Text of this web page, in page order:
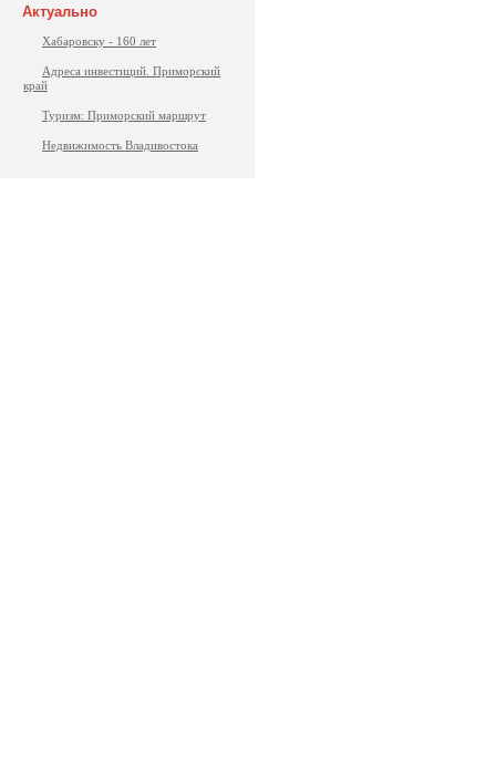
Актуально
Хабаровску - 160 лет
Адреса инвестиций. Приморский
край
Туризм: Приморский маршрут
Недвижимость Владивостока